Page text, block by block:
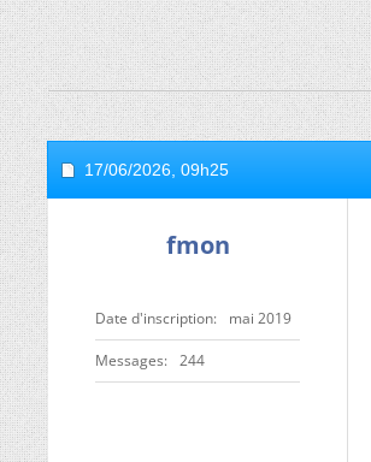
17/06/2026, 09h25
fmon
Date d'inscription mai 2019
Messages 244